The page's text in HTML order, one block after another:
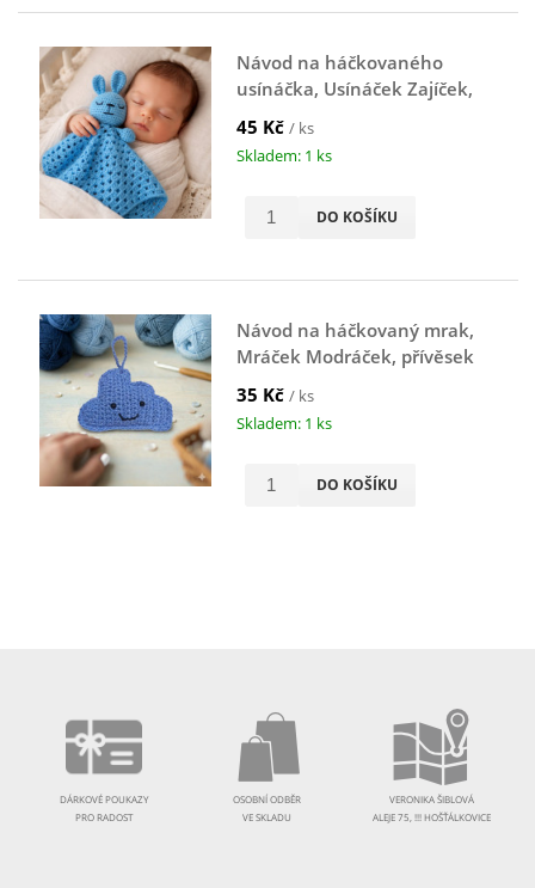
Návod na háčkovaného
usínáčka, Usínáček Zajíček,
45 Kč / ks
Skladem: 1 ks
DO KOŠÍKU
Návod na háčkovaný mrak,
Mráček Modráček, přívěsek
35 Kč / ks
Skladem: 1 ks
DO KOŠÍKU
DÁRKOVÉ POUKAZY
PRO RADOST
OSOBNÍ ODBĚR
VE SKLADU
VERONIKA ŠIBLOVÁ
ALEJE 75, !!! HOŠŤÁLKOVICE